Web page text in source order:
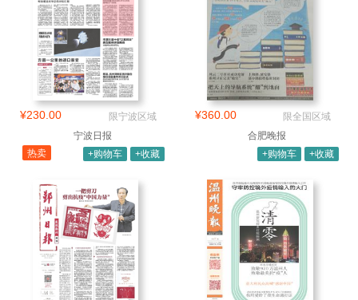
¥230.00
限宁波区域
宁波日报
热卖
+购物车 +收藏
¥360.00
限全国区域
合肥晚报
+购物车
+收藏